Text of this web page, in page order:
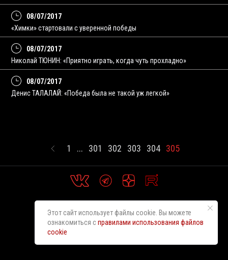
08/07/2017
«Химки» стартовали с уверенной победы
08/07/2017
Николай ТЮНИН: «Приятно играть, когда чуть прохладно»
08/07/2017
Денис ТАЛАЛАЙ: «Победа была не такой уж легкой»
1 ... 301 302 303 304 305
Этот сайт использует файлы cookie. Вы можете
ознакомиться справилами использования файлов
cookie